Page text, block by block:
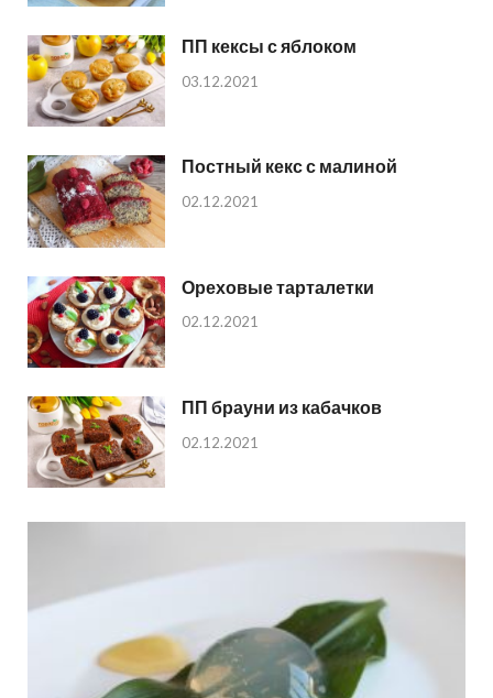
ПП кексы с яблоком
03.12.2021
Постный кекс с малиной
02.12.2021
Ореховые тарталетки
02.12.2021
ПП брауни из кабачков
02.12.2021